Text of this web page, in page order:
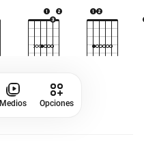
Medios Opciones